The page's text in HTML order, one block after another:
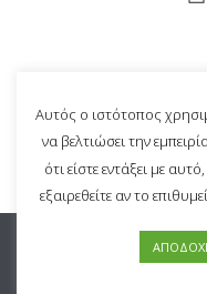
©Copyright 2020 Nicosia
Privacy
Terms & Conditions
Αυτός ο ιστότοπος
να βελτιώσει την
ότι είστε εντάξει με
εξαιρεθείτε αν το